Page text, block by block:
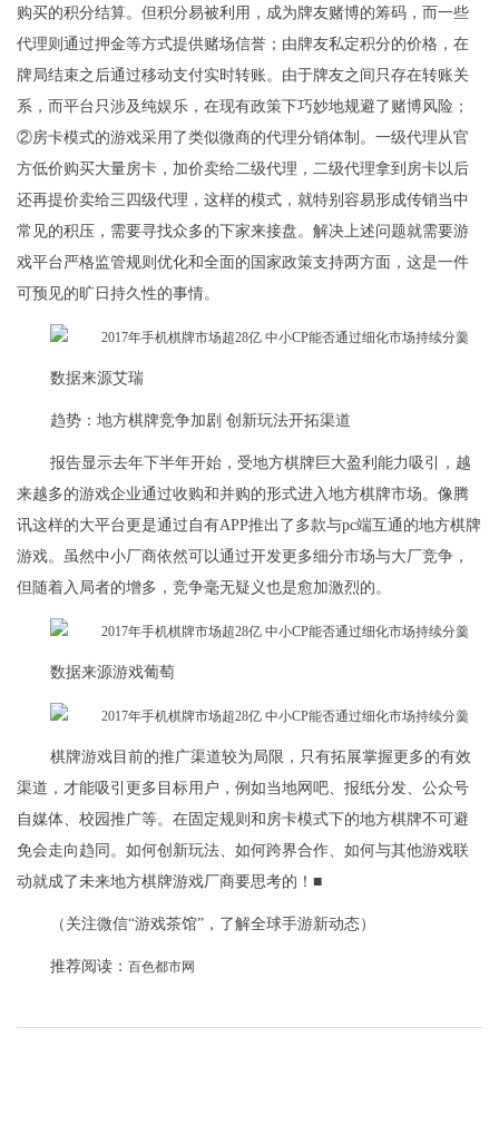
购买的积分结算。但积分易被利用，成为牌友赌博的筹码，而一些
代理则通过押金等方式提供赌场信誉；由牌友私定积分的价格，在
牌局结束之后通过移动支付实时转账。由于牌友之间只存在转账关
系，而平台只涉及纯娱乐，在现有政策下巧妙地规避了赌博风险；
②房卡模式的游戏采用了类似微商的代理分销体制。一级代理从官
方低价购买大量房卡，加价卖给二级代理，二级代理拿到房卡以后
还再提价卖给三四级代理，这样的模式，就特别容易形成传销当中
常见的积压，需要寻找众多的下家来接盘。解决上述问题就需要游
戏平台严格监管规则优化和全面的国家政策支持两方面，这是一件
可预见的旷日持久性的事情。
数据来源艾瑞
趋势：地方棋牌竞争加剧 创新玩法开拓渠道
报告显示去年下半年开始，受地方棋牌巨大盈利能力吸引，越
来越多的游戏企业通过收购和并购的形式进入地方棋牌市场。像腾
讯这样的大平台更是通过自有APP推出了多款与pc端互通的地方棋牌
游戏。虽然中小厂商依然可以通过开发更多细分市场与大厂竞争，
但随着入局者的增多，竞争毫无疑义也是愈加激烈的。
数据来源游戏葡萄
棋牌游戏目前的推广渠道较为局限，只有拓展掌握更多的有效
渠道，才能吸引更多目标用户，例如当地网吧、报纸分发、公众号
自媒体、校园推广等。在固定规则和房卡模式下的地方棋牌不可避
免会走向趋同。如何创新玩法、如何跨界合作、如何与其他游戏联
动就成了未来地方棋牌游戏厂商要思考的！■
（关注微信“游戏茶馆”，了解全球手游新动态）
推荐阅读： 百色都市网